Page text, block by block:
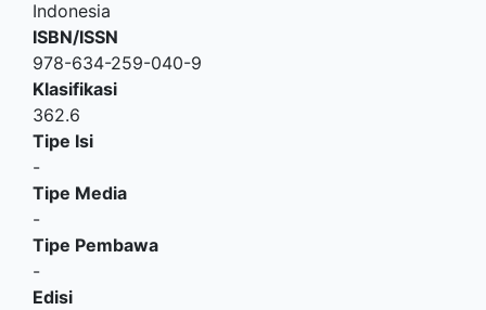
Indonesia
ISBN/ISSN
978-634-259-040-9
Klasifikasi
362.6
Tipe Isi
-
Tipe Media
-
Tipe Pembawa
-
Edisi